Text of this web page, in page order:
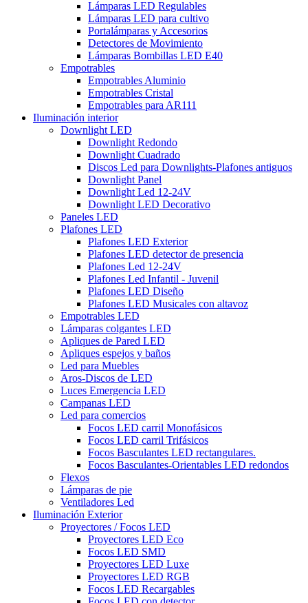
Lámparas LED Regulables
Lámparas LED para cultivo
Portalámparas y Accesorios
Detectores de Movimiento
Lámparas Bombillas LED E40
Empotrables
Empotrables Aluminio
Empotrables Cristal
Empotrables para AR111
Iluminación interior
Downlight LED
Downlight Redondo
Downlight Cuadrado
Discos Led para Downlights-Plafones antiguos
Downlight Panel
Downlight Led 12-24V
Downlight LED Decorativo
Paneles LED
Plafones LED
Plafones LED Exterior
Plafones LED detector de presencia
Plafones Led 12-24V
Plafones Led Infantil - Juvenil
Plafones LED Diseño
Plafones LED Musicales con altavoz
Empotrables LED
Lámparas colgantes LED
Apliques de Pared LED
Apliques espejos y baños
Led para Muebles
Aros-Discos de LED
Luces Emergencia LED
Campanas LED
Led para comercios
Focos LED carril Monofásicos
Focos LED carril Trifásicos
Focos Basculantes LED rectangulares.
Focos Basculantes-Orientables LED redondos
Flexos
Lámparas de pie
Ventiladores Led
Iluminación Exterior
Proyectores / Focos LED
Proyectores LED Eco
Focos LED SMD
Proyectores LED Luxe
Proyectores LED RGB
Focos LED Recargables